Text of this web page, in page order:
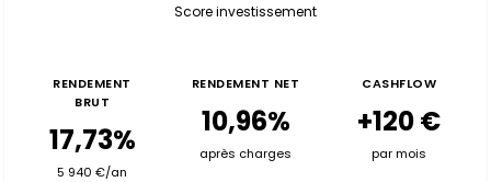
Score investissement
RENDEMENT
BRUT
17,73%
5 940 €/an
RENDEMENT NET
10,96%
après charges
CASHFLOW
+120 €
par mois